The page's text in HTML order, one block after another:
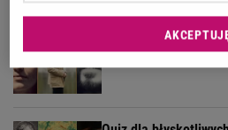
Niemen, Jantar,
wykonywał klasyki